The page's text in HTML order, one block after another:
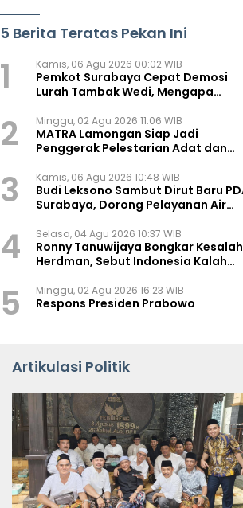
5 Berita Teratas Pekan Ini
1 Kamis, 06 Agu 2026 00:02 WIB
Pemkot Surabaya Cepat Demosi
Lurah Tambak Wedi, Mengapa
2 Minggu, 02 Agu 2026 11:06 WIB
MATRA Lamongan Siap Jadi
Penggerak Pelestarian Adat dan
3 Kamis, 06 Agu 2026 10:48 WIB
Budi Leksono Sambut Dirut Baru
Surabaya, Dorong Pelayanan Air
4 Selasa, 04 Agu 2026 10:37 WIB
Ronny Tanuwijaya Bongkar
Herdman, Sebut Indonesia Kalah
5 Minggu, 02 Agu 2026 16:23 WIB
Respons Presiden Prabowo
Artikulasi Politik